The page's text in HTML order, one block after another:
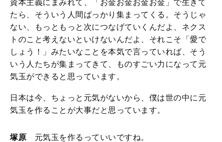
資本主義にまみれて、「お金お金お金お金」で生きて
たら、そういう人間ばっかり集まってくる。そうじゃ
ない、もっともっと次につなげていくんだよ、ネクス
トのこと考えないといけないんだよ、それこそ「愛で
しょう！」みたいなことを本気で言っていれば、そう
いう人たちが集まってきて、ものすごい力になって元
気玉ができると思っています。
日本は今、ちょっと元気がないから、僕は世の中に元
気玉を作ることが大事だと思っています。
塚原 元気玉を作るっていいですね。